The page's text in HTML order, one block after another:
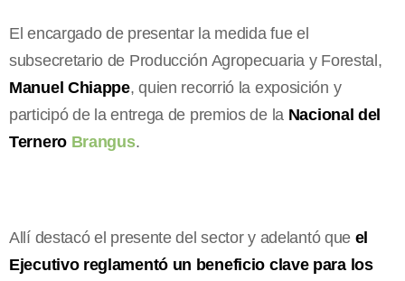
El encargado de presentar la medida fue el
subsecretario de Producción Agropecuaria y Forestal,
Manuel Chiappe, quien recorrió la exposición y
participó de la entrega de premios de la Nacional del
Ternero Brangus.
Allí destacó el presente del sector y adelantó que el
Ejecutivo reglamentó un beneficio clave para los